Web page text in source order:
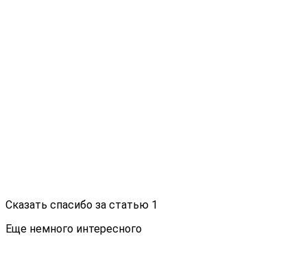
Сказать спасибо за статью 1
Еще немного интересного